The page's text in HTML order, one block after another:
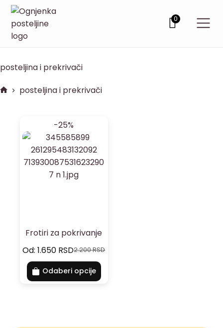
0
posteljina i prekrivači
posteljina i prekrivači
-25%
Frotiri za pokrivanje
Od:
2.200RSD
1.650 RSD
Odaberi opcije